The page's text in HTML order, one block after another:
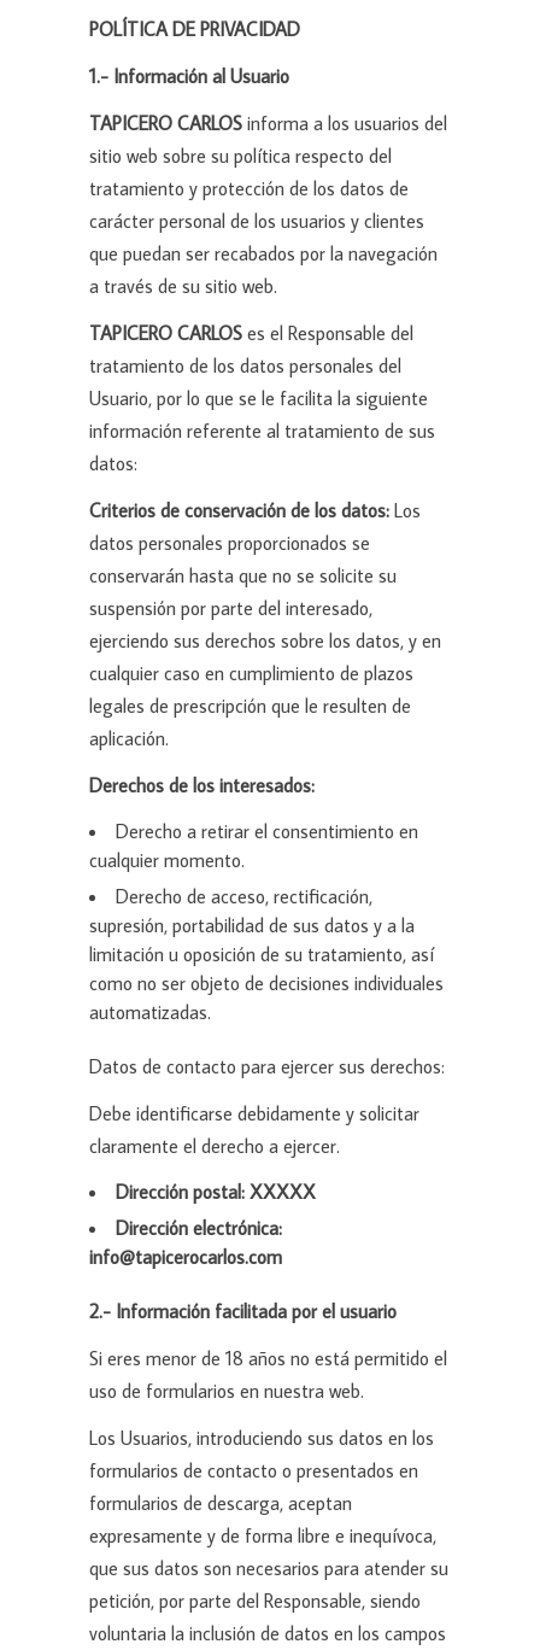
POLÍTICA DE PRIVACIDAD
1.- Información al Usuario
TAPICERO CARLOS informa a los usuarios del
sitio web sobre su política respecto del
tratamiento y protección de los datos de
carácter personal de los usuarios y clientes
que puedan ser recabados por la navegación
a través de su sitio web.
TAPICERO CARLOS es el Responsable del
tratamiento de los datos personales del
Usuario, por lo que se le facilita la siguiente
información referente al tratamiento de sus
datos:
Criterios de conservación de los datos: Los
datos personales proporcionados se
conservarán hasta que no se solicite su
suspensión por parte del interesado,
ejerciendo sus derechos sobre los datos, y en
cualquier caso en cumplimiento de plazos
legales de prescripción que le resulten de
aplicación.
Derechos de los interesados:
Derecho a retirar el consentimiento en
cualquier momento.
Derecho de acceso, rectificación,
supresión, portabilidad de sus datos y a la
limitación u oposición de su tratamiento, así
como no ser objeto de decisiones individuales
automatizadas.
Datos de contacto para ejercer sus derechos:
Debe identificarse debidamente y solicitar
claramente el derecho a ejercer.
Dirección postal: XXXXX
Dirección electrónica:
info@tapicerocarlos.com
2.- Información facilitada por el usuario
Si eres menor de 18 años no está permitido el
uso de formularios en nuestra web.
Los Usuarios, introduciendo sus datos en los
formularios de contacto o presentados en
formularios de descarga, aceptan
expresamente y de forma libre e inequívoca,
que sus datos son necesarios para atender su
petición, por parte del Responsable, siendo
voluntaria la inclusión de datos en los campos